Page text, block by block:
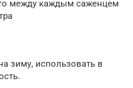
между каждым саженцем
зиму, использовать в